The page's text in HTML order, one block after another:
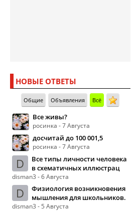
НОВЫЕ ОТВЕТЫ
Общие Объявления Всё
Все живы?
росинка - 7 Августа
досчитай до 100 001,5
росинка - 7 Августа
D
Все типы личности человека
в схематичных иллюстрац
disman3 - 6 Августа
D
Физиология возникновения
мышления для школьников.
disman3 - 5 Августа